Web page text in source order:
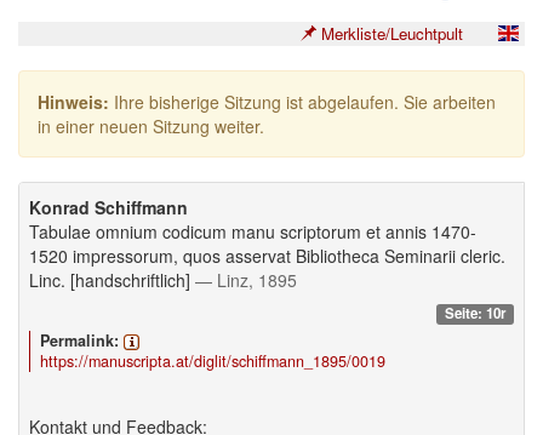
Merkliste/Leuchtpult
Hinweis: Ihre bisherige Sitzung ist abgelaufen. Sie arbeiten
in einer neuen Sitzung weiter.
Konrad Schiffmann
Tabulae omnium codicum manu scriptorum et annis 1470-
1520 impressorum, quos asservat Bibliotheca Seminarii cleric.
Linc. [handschriftlich] — Linz, 1895
Seite: 10r
Permalink:
https://manuscripta.at/diglit/schiffmann_1895/0019
Kontakt und Feedback: